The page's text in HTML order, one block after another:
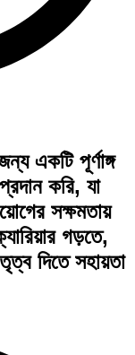
একটি পূর্ণাঙ্গ
করি, যা
সক্ষমতায়
গড়তে,
দিতে সহায়তা